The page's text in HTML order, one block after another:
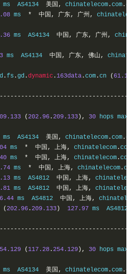
ms  AS4134 美国, chinatelecom .com .cn
ms * 中国, 广东, 广州,
ms  AS4134 中国, 广东, 广州,
ms  AS4134 中国, 广东, 佛山,
.fs .gd .dynamic . 163data .com .cn (
(202.96 .209.133), 30 hops max
ms  AS4134 美国, chinatelecom .com .cn
ms * 中国, 上海, chinatelecom .com
ms * 中国, 上海, chinatelecom .com
ms * 中国, 上海, chinatelecom .com
ms  AS4812 中国, 上海,
ms  AS4812 中国, 上海,
ms  AS4812 中国, 上海,
(202.96 .209.133) 127.97 ms
( 117.28 .254.129), 30 hops max
ms  AS4134 美国, chinatelecom .com .cn